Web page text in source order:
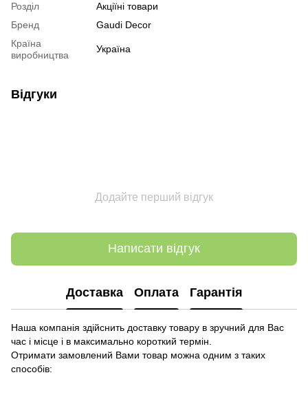
Розділ
Акціїні товари
Бренд
Gaudi Decor
Країна
виробництва
Україна
Відгуки
Додайте перший відгук
Написати відгук
Доставка Оплата Гарантія
Наша компанія здійснить доставку товару в зручний для Вас
час і місце і в максимально короткий термін.
Отримати замовлений Вами товар можна одним з таких
способів: